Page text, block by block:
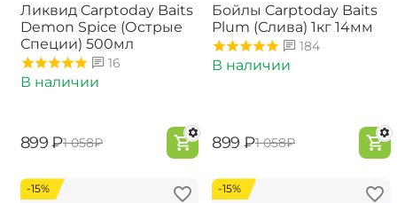
Ликвид Carptoday Baits
Demon Spice (Острые
Специи) 500мл
16
В наличии
‍899‍ ₽‍1 058‍₽
Бойлы Carptoday Baits
Plum (Слива) 1кг 14мм
184
В наличии
‍899‍ ₽‍1 058‍₽
-15% -15%